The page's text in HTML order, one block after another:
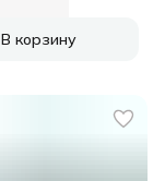
В корзину